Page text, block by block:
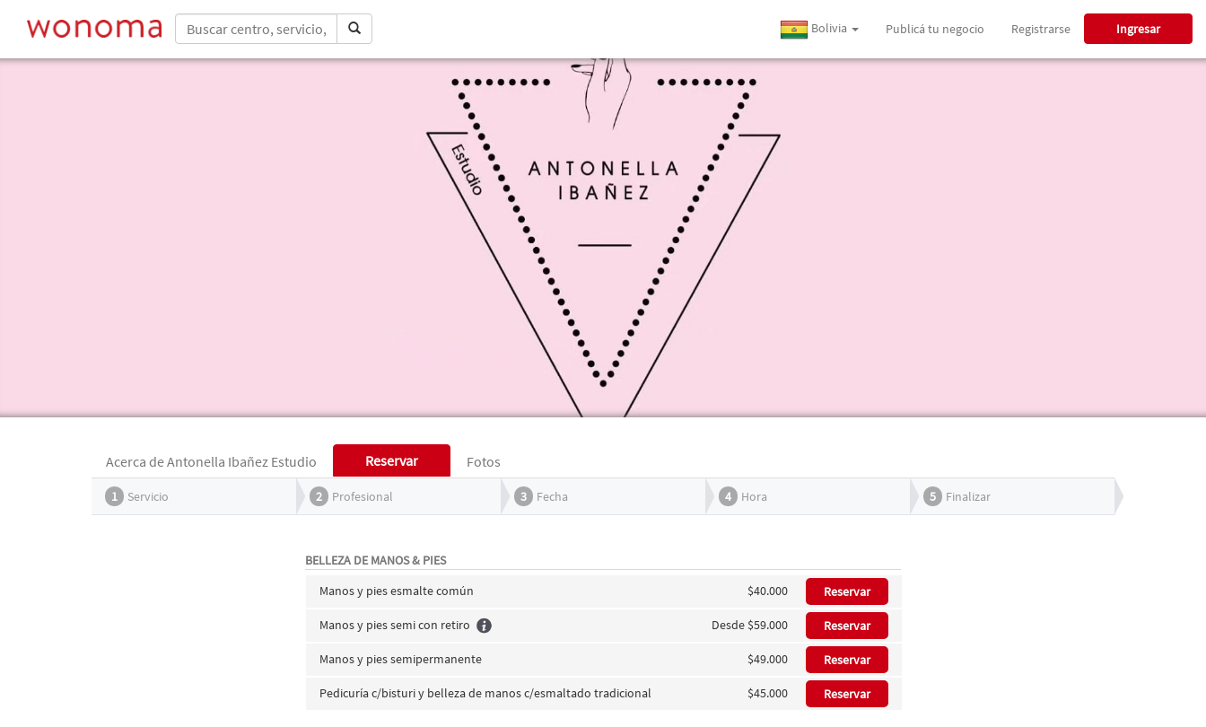
Bolivia Publicá tu negocio Registrarse Ingresar
Acerca de Antonella Ibañez Estudio Reservar Fotos
1 Servicio 2 Profesional 3 Fecha 4 Hora 5 Finalizar
BELLEZA DE MANOS & PIES
Manos y pies esmalte común
$40.000 Reservar
Manos y pies semi con retiro Desde $59.000 Reservar
Manos y pies semipermanente $49.000 Reservar
Pedicuría c/bisturi y belleza de manos c/esmaltado tradicional $45.000 Reservar